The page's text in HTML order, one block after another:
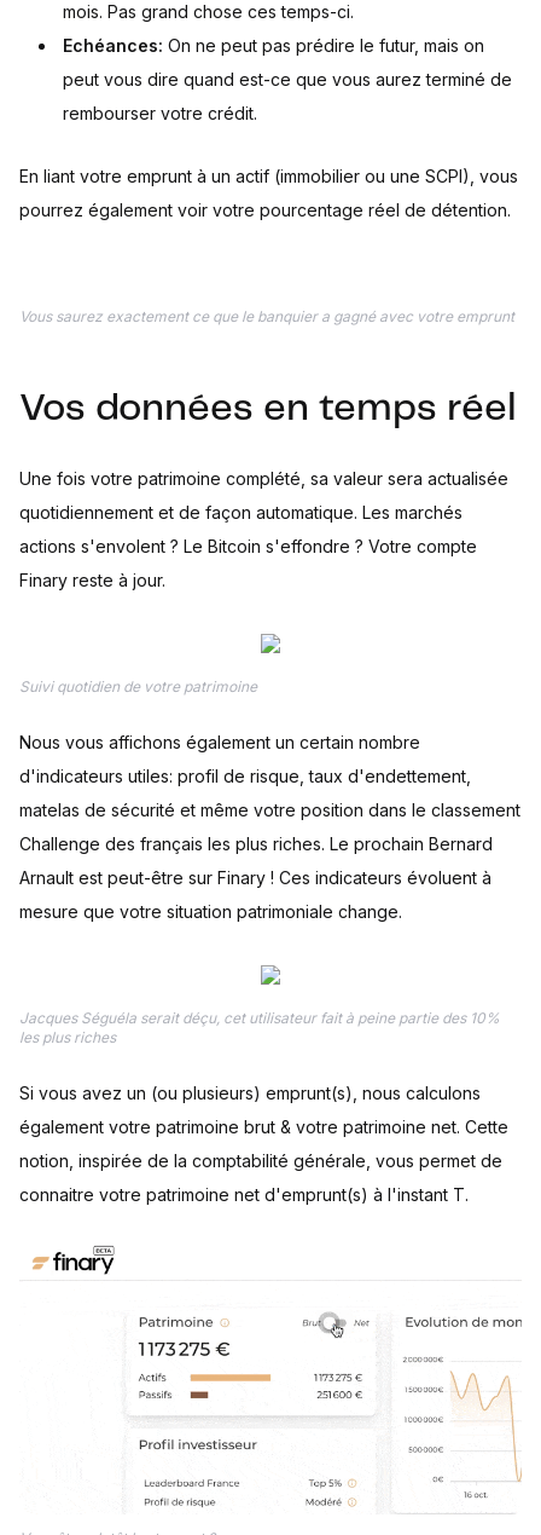
mois. Pas grand chose ces temps-ci.
Echéances: On ne peut pas prédire le futur, mais on
peut vous dire quand est-ce que vous aurez terminé de
rembourser votre crédit.
En liant votre emprunt à un actif (immobilier ou une SCPI), vous
pourrez également voir votre pourcentage réel de détention.
Vous saurez exactement ce que le banquier a gagné avec votre emprunt
Vos données en temps réel
Une fois votre patrimoine complété, sa valeur sera actualisée
quotidiennement et de façon automatique. Les marchés
actions s'envolent ? Le Bitcoin s'effondre ? Votre compte
Finary reste à jour.
Suivi quotidien de votre patrimoine
Nous vous affichons également un certain nombre
d'indicateurs utiles: profil de risque, taux d'endettement,
matelas de sécurité et même votre position dans le classement
Challenge des français les plus riches. Le prochain Bernard
Arnault est peut-être sur Finary ! Ces indicateurs évoluent à
mesure que votre situation patrimoniale change.
Jacques Séguéla serait déçu, cet utilisateur fait à peine partie des 10%
les plus riches
Si vous avez un (ou plusieurs) emprunt(s), nous calculons
également votre patrimoine brut & votre patrimoine net. Cette
notion, inspirée de la comptabilité générale, vous permet de
connaitre votre patrimoine net d'emprunt(s) à l'instant T.